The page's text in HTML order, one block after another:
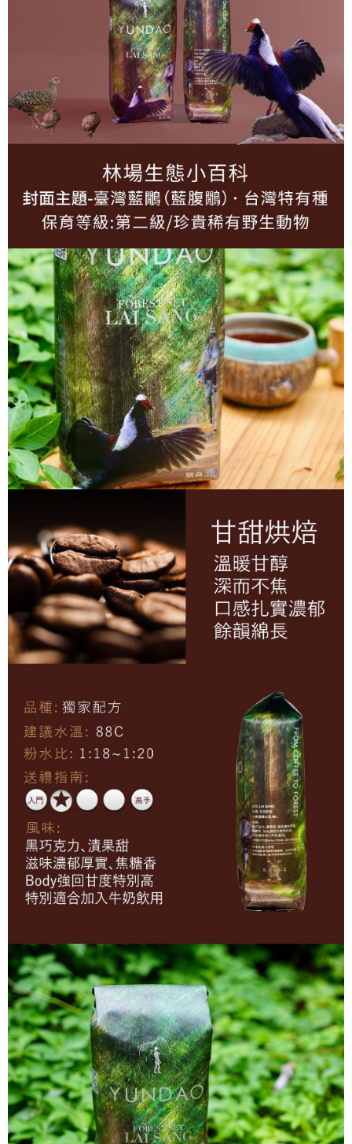
時審查核予不同之上限額度；若仍有額度不足之情形，本公司將視審查結果
請求用戶進行身份認證。
５．嚴禁一人註冊多個帳號或使用他人資訊註冊。若發現惡意使用之情形，
恩沛科技股份有限公司將有權停止該用戶之使用額度並採取法律行動。
每筆NT$60，滿NT$480(含以上)免運費
每筆NT$120，滿NT$580(含以上)免運費
黑貓．貨到付款
每筆NT$100，滿NT$480(含以上)免運費